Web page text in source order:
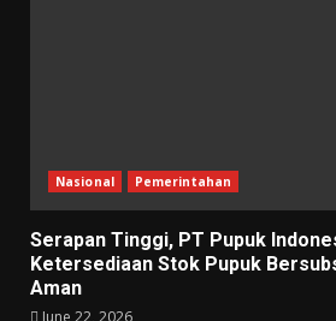
Nasional Pemerintahan
Serapan Tinggi, PT Pupuk
Ketersediaan Stok Pupuk
Aman
June 22, 2026